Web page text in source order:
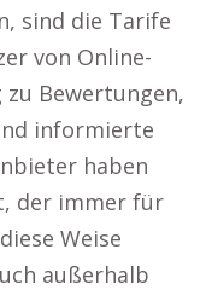
sind die Tarife
von Online-
zu Bewertungen,
informierte
haben
der immer für
Weise
außerhalb